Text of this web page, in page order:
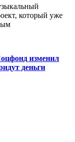
который уже
изменил
деньги